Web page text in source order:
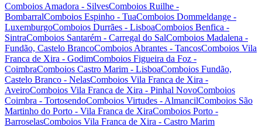
Comboios Amadora - SilvesComboios Ruilhe -
BombarralComboios Espinho - TuaComboios Dommeldange -
LuxemburgoComboios Durrães - LisboaComboios Benfica -
SintraComboios Santarém - Carregal do SalComboios Madalena -
Fundão, Castelo BrancoComboios Abrantes - TancosComboios Vila
Franca de Xira - GodimComboios Figueira da Foz -
CoimbraComboios Castro Marim - LisboaComboios Fundão,
Castelo Branco - NelasComboios Vila Franca de Xira -
AveiroComboios Vila Franca de Xira - Pinhal NovoComboios
Coimbra - TortosendoComboios Virtudes - AlmancilComboios São
Martinho do Porto - Vila Franca de XiraComboios Porto -
BarroselasComboios Vila Franca de Xira - Castro Marim